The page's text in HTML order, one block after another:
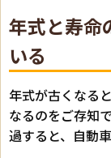
年式と寿命
いる
年式が古くなる
なるのをご存知
過すると、自動